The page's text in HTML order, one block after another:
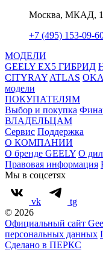
Москва, МКАД,
+7 (495) 153-09-
МОДЕЛИ
GEELY EX5 ГИБРИД
CITYRAY ATLAS
модели
ПОКУПАТЕЛЯМ
Выбор и покупка
ВЛАДЕЛЬЦАМ
Сервис Поддержка
О КОМПАНИИ
О бренде GEELY О
Правовая информация
Мы в соцсетях
vk
tg
© 2026
Официальный сайт
персональных данных
Сделано в ПЕРКС